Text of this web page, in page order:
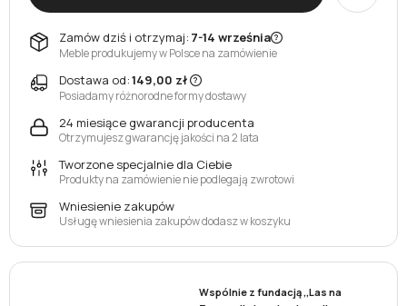
Zamów dziś i otrzymaj: 7-14 września
Meble produkujemy w Polsce na zamówienie
Dostawa od:149,00 zł
Posiadamy różnorodne formy dostawy
24 miesiące gwarancji producenta
Otrzymujesz gwarancję jakości na 2 lata
Tworzone specjalnie dla Ciebie
Produkty na zamówienie nie podlegają zwrotowi
Wniesienie zakupów
Usługę wniesienia zakupów dodasz w koszyku
Wspólnie z fundacją ,,Las na